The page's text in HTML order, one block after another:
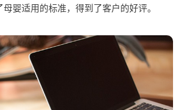
婴适用的标准，得到了客户的好评。